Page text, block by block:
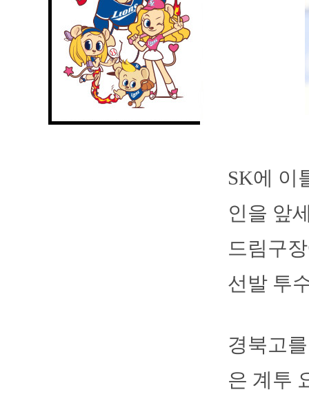
SK에 이
인을 앞
드림구
선발 투
경북고
은 계투